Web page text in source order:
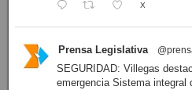
X
Prensa Legislativa
SEGURIDAD: Villegas
emergencia Sistema integral